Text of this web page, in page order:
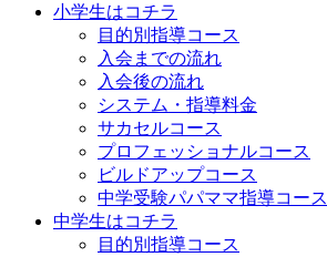
小学生はコチラ
目的別指導コース
入会までの流れ
入会後の流れ
システム・指導料金
サカセルコース
プロフェッショナルコース
ビルドアップコース
中学受験パパママ指導コース
中学生はコチラ
目的別指導コース